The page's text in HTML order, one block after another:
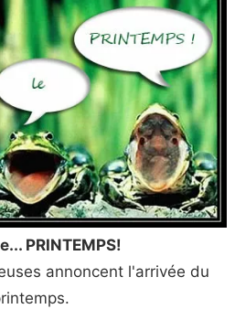
PRINTEMPS!
annoncent l'arrivée du